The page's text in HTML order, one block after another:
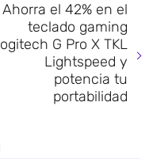
Ahorra el 42% en el
teclado gaming
G Pro X TKL
Lightspeed y
potencia tu
portabilidad